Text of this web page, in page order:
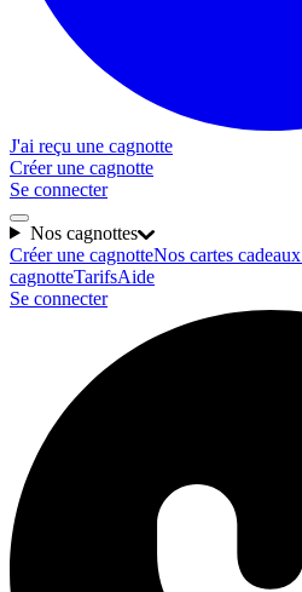
J'ai reçu une cagnotte
Créer une cagnotte
Se connecter
Nos cagnottes
Créer une cagnotteNos cartes cadeaux
cagnotteTarifsAide
Se connecter